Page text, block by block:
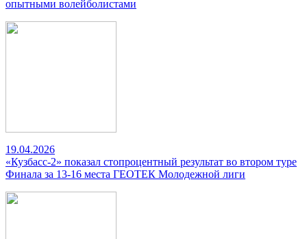
опытными волейболистами
19.04.2026
«Кузбасс-2» показал стопроцентный результат во втором туре
Финала за 13-16 места ГЕОТЕК Молодежной лиги